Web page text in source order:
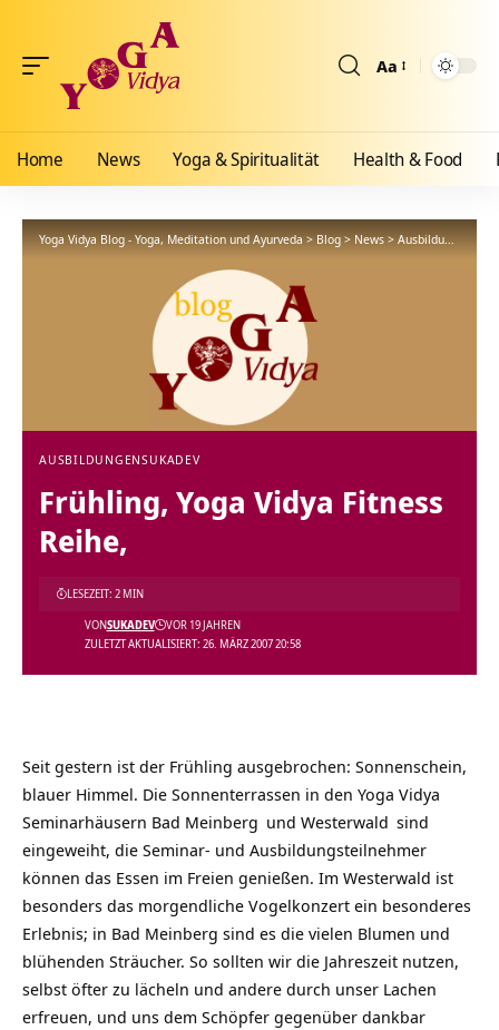
Aa
Home News Yoga & Spiritualität Health & Food
Yoga Vidya Blog - Yoga, Meditation und Ayurveda>Blog>News>Ausbildungen >
AUSBILDUNGENSUKADEV
Frühling, Yoga Vidya Fitness
Reihe,
ZULETZT AKTUALISIERT: 26. MÄRZ 2007 20:58
VONSUKADEV VOR 19 JAHREN
LESEZEIT: 2 MIN
Seit gestern ist der Frühling ausgebrochen: Sonnenschein,
blauer Himmel. Die Sonnenterrassen in den Yoga Vidya
Seminarhäusern Bad Meinberg und Westerwald sind
eingeweiht, die Seminar- und Ausbildungsteilnehmer
können das Essen im Freien genießen. Im Westerwald ist
besonders das morgendliche Vogelkonzert ein besonderes
Erlebnis; in Bad Meinberg sind es die vielen Blumen und
blühenden Sträucher. So sollten wir die Jahreszeit nutzen,
selbst öfter zu lächeln und andere durch unser Lachen
erfreuen, und uns dem Schöpfer gegenüber dankbar